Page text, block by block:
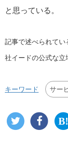
と思っている。
記事で述べられて
社イードの公式な立
キーワード サー